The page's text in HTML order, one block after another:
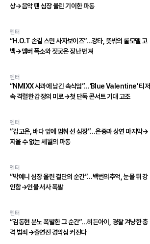
상→음악 팬 심장 울린 기이한 파동
엔터
“H.O.T 손길 스민 사자보이즈”…강타, 뜻밖의 롤모델 고
백→멤버 폭소와 짓궂은 장난 번져
엔터
“NMIXX 사과에 남긴 속삭임”…‘Blue Valentine’ 티저
속 격렬한 감정의 미로→첫 단독 콘서트 기대 고조
엔터
“김고은, 바다 앞에 멈춰 선 심장”…은중과 상연 마지막→
지울 수 없는 세월의 파동
엔터
“박예니 심장 울린 결단의 순간”…백번의추억, 눈물 뒤 강
인함→인물 서사 폭발
엔터
“김동현 분노 폭발한 그 순간”…히든아이, 경찰 겨냥한 충
격 범죄→출연진 경악심 커진다